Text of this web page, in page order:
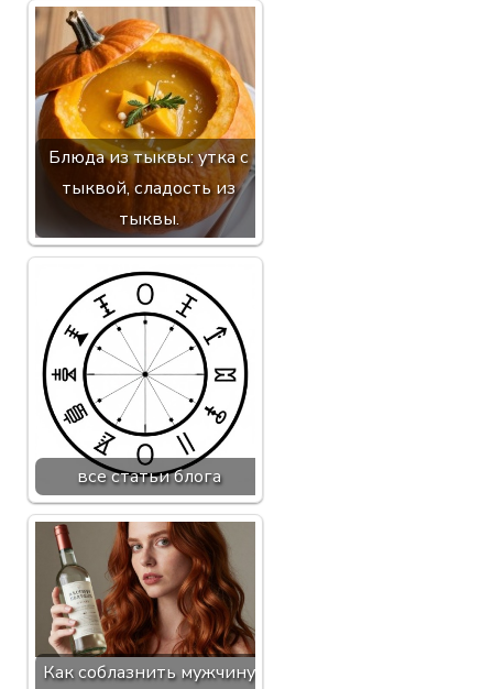
Блюда из тыквы: утка с
тыквой, сладость из
тыквы.
все статьи блога
Как соблазнить мужчину